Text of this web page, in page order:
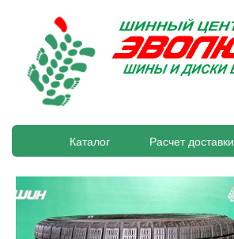
Каталог Расчет доставки